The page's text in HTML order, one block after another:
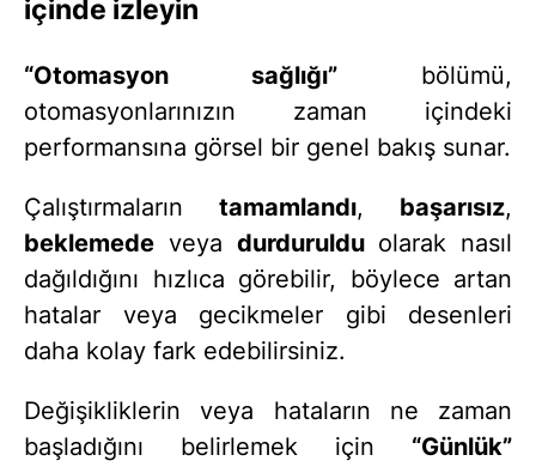
içinde izleyin
“Otomasyon sağlığı” bölümü,
otomasyonlarınızın zaman içindeki
performansına görsel bir genel bakış sunar.
Çalıştırmaların tamamlandı, başarısız,
beklemede veya durdurulduolarak nasıl
dağıldığını hızlıca görebilir, böylece artan
hatalar veya gecikmeler gibi desenleri
daha kolay fark edebilirsiniz.
Değişikliklerin veya hataların ne zaman
başladığını belirlemek için “Günlük”